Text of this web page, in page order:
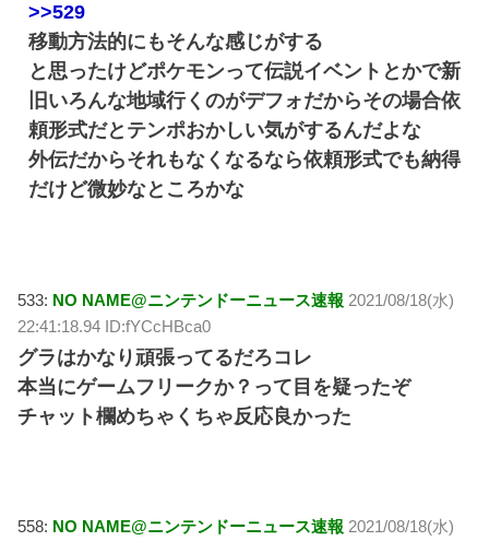
>>529
移動方法的にもそんな感じがする
と思ったけどポケモンって伝説イベントとかで新
旧いろんな地域行くのがデフォだからその場合依
頼形式だとテンポおかしい気がするんだよな
外伝だからそれもなくなるなら依頼形式でも納得
だけど微妙なところかな
533: NO NAME@ニンテンドーニュース速報 2021/08/18(水)
22:41:18.94 ID:fYCcHBca0
グラはかなり頑張ってるだろコレ
本当にゲームフリークか？って目を疑ったぞ
チャット欄めちゃくちゃ反応良かった
558: NO NAME@ニンテンドーニュース速報 2021/08/18(水)